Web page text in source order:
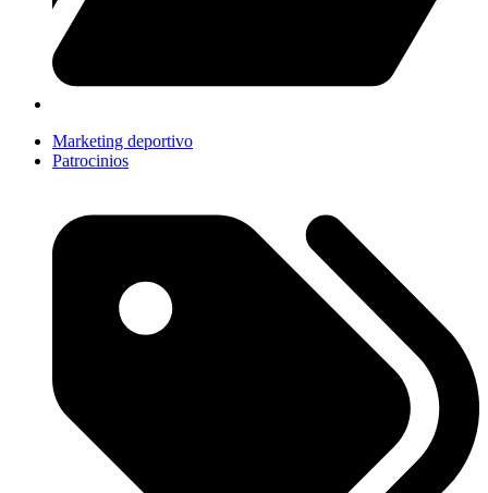
Marketing deportivo
Patrocinios